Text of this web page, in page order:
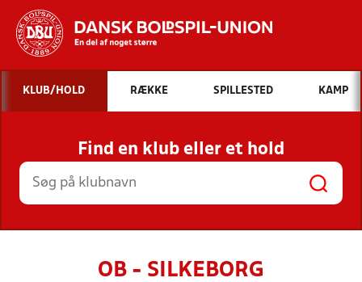
Hvad vil du søge efter?
INDHOLD OG NYHEDER
STILLINGER, RESULTATER, KLUBBER OG
HOLD
KLUB/HOLD RÆKKE SPILLESTED KAMP
Find en klub eller et hold
OB - SILKEBORG